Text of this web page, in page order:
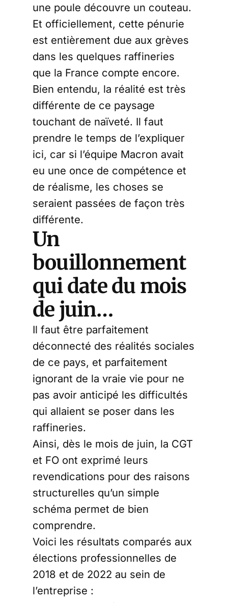
une poule découvre un couteau.
Et officiellement, cette pénurie
est entièrement due aux grèves
dans les quelques raffineries
que la France compte encore.
Bien entendu, la réalité est très
différente de ce paysage
touchant de naïveté. Il faut
prendre le temps de l’expliquer
ici, car si l’équipe Macron avait
eu une once de compétence et
de réalisme, les choses se
seraient passées de façon très
différente.
Un
bouillonnement
qui date du mois
de juin…
Il faut être parfaitement
déconnecté des réalités sociales
de ce pays, et parfaitement
ignorant de la vraie vie pour ne
pas avoir anticipé les difficultés
qui allaient se poser dans les
raffineries.
Ainsi, dès le mois de juin, la CGT
et FO ont exprimé leurs
revendications pour des raisons
structurelles qu’un simple
schéma permet de bien
comprendre.
Voici les résultats comparés aux
élections professionnelles de
2018 et de 2022 au sein de
l’entreprise :